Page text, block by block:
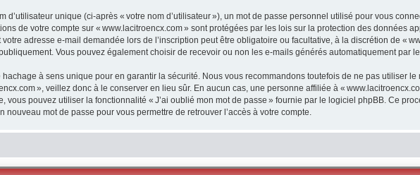
d’utilisateur unique (ci-après « votre nom d’utilisateur »), un mot de passe personnel utilisé pour vous
de votre compte sur « www.lacitroencx.com » sont protégées par les lois sur la protection des données
votre adresse e-mail demandée lors de l’inscription peut être obligatoire ou facultative, à la discrétion de «
Vous pouvez également choisir de recevoir ou non les e-mails générés automatiquement par
à sens unique pour en garantir la sécurité. Nous vous recommandons toutefois de ne pas utiliser
», veillez donc à le conserver en lieu sûr. En aucun cas, une personne affiliée à «
vous pouvez utiliser la fonctionnalité « J’ai oublié mon mot de passe » fournie par le logiciel phpBB. Ce
mot de passe pour vous permettre de retrouver l’accès à votre compte.